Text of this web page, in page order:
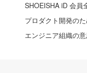
SHOEISHA iD 会員
プロダクト開発の
エンジニア組織の